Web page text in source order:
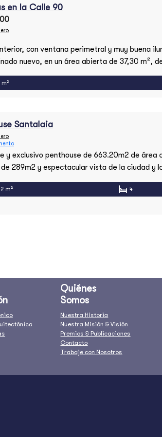
en la Calle 90
con ventana perimetral y muy buena
nuevo, en un área abierta de 37,30 m²,
baño privado. Tiene vista al aislamiento
de ladrillo. Área 37,30 m² Canon de
m2
Santalaia
y exclusivo penthouse de 663.20m2 de área
289m2 y espectacular vista de la ciudad y
chimenea natural, comedor independiente
m2 4
Quiénes
Somos
Nuestra Historia
Nuestra Misión & Visión
Premios & Publicaciones
Contacto
Trabaje con Nosotros